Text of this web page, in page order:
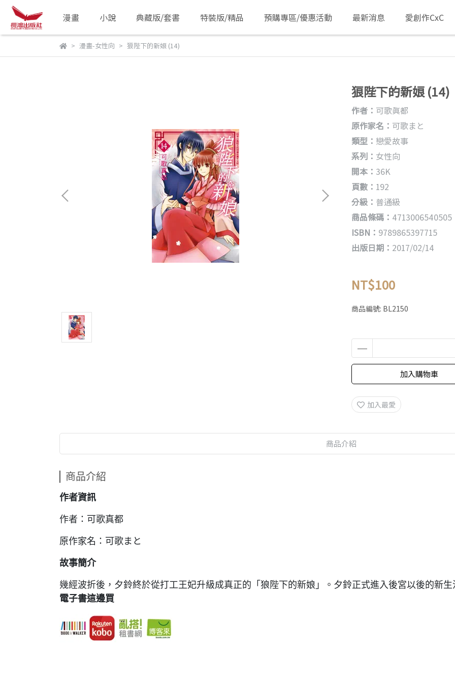
漫畫 小說 典藏版/套書 特裝版/精品 預購專區/優惠活動 最新消息 愛創作CxC
漫畫-女性向 狼陛下的新娘 (14)
狼陛下的新娘 (14)
作者： 可歌真都
原作家名： 可歌まと
類型： 戀愛故事
系列： 女性向
開本： 36K
頁數： 192
分級： 普通級
商品條碼： 4713006540505
ISBN： 9789865397715
出版日期： 2017/02/14
NT$100
商品編號: BL2150
加入購物車
加入最愛
商品介紹
商品介紹
作者資訊
作者：可歌真都
原作家名：可歌まと
故事簡介
幾經波折後，夕鈴終於從打工王妃升級成真正的「狼陛下的新娘」。夕鈴正式進入後宮以後的新
電子書這邊買